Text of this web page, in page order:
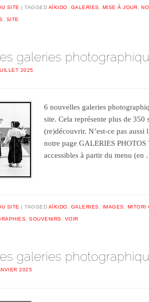
SITE TAGGED AÏKIDO GALERIES MISE À JOUR ,
SITE
galeries
2025
6 nouvelles galeries
site. Cela représente plus de
(re)découvrir. N’est-ce pas aussi
notre page GALERIES PHOTOS
accessibles à partir du menu
SITE TAGGED AÏKIDO GALERIES IMAGES MITORI
,SOUVENIRS VOIR
galeries
2025